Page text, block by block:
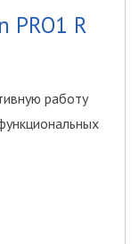
PRO1 R
работу